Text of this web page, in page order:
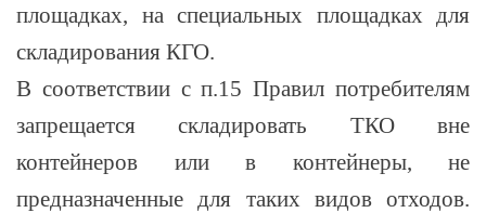
площадках, на специальных площадках для
складирования КГО.
В соответствии с п.15 Правил потребителям
запрещается складировать ТКО вне
контейнеров или в контейнеры, не
предназначенные для таких видов отходов.